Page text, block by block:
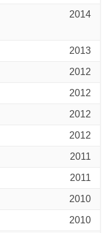
2014
2013
2012
2012
2012
2012
2011
2011
2010
2010